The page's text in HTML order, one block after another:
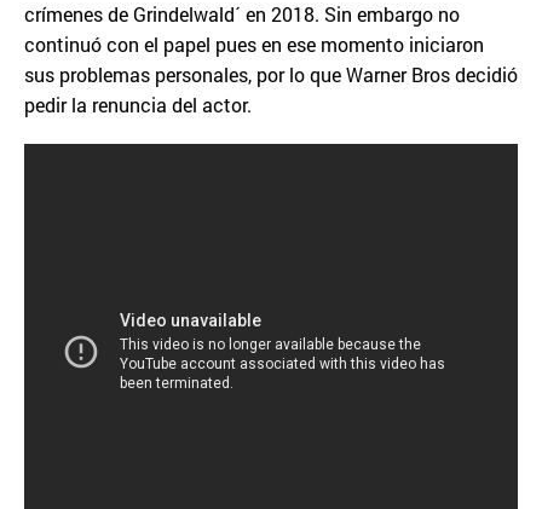
crímenes de Grindelwald´ en 2018. Sin embargo no
continuó con el papel pues en ese momento iniciaron
sus problemas personales, por lo que Warner Bros decidió
pedir la renuncia del actor.